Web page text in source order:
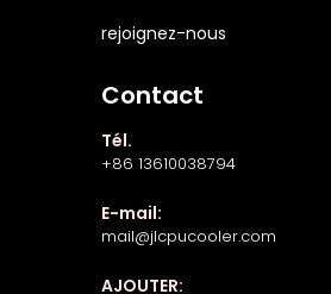
rejoignez-nous
Contact
Tél.
+86 13610038794
E-mail:
mail@jlcpucooler.com
AJOUTER: